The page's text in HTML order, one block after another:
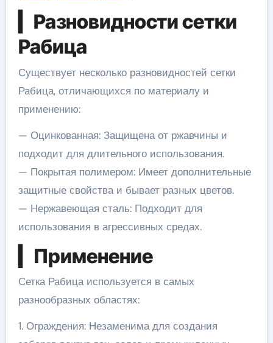
▎Разновидности сетки
Рабица
Существует несколько разновидностей сетки
Рабица, отличающихся по материалу и
применению:
— Оцинкованная: Защищена от ржавчины и
подходит для длительного использования.
— Покрытая полимером: Имеет дополнительные
защитные свойства и бывает разных цветов.
— Нержавеющая сталь: Подходит для
использования в агрессивных средах.
▎Применение
Сетка Рабица используется в самых
разнообразных областях:
1. Ограждения: Незаменима для создания